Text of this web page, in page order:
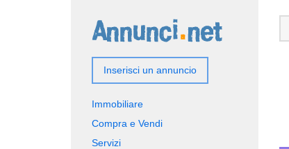
Inserisci un annuncio
Immobiliare
Compra e Vendi
Servizi